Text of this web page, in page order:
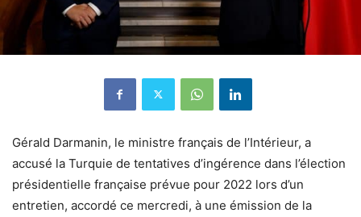
Gérald Darmanin, le ministre français de l’Intérieur, a
accusé la Turquie de tentatives d’ingérence dans l’élection
présidentielle française prévue pour 2022 lors d’un
entretien, accordé ce mercredi, à une émission de la